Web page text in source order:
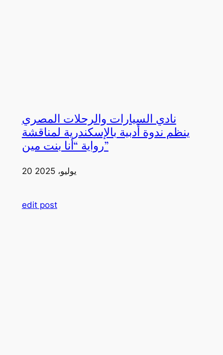
نادي السيارات والرحلات المصري
ينظم ندوة أدبية بالإسكندرية لمناقشة
رواية “أنا بنت مين”
20 يوليو، 2025
edit post